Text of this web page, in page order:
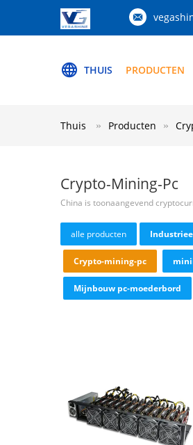
THUIS PRODUCTEN
Thuis Producten
Crypto-Mining-Pc
China is toonaangevend
alle producten
Crypto-mining-pc
Mijnbouw pc-moederbord